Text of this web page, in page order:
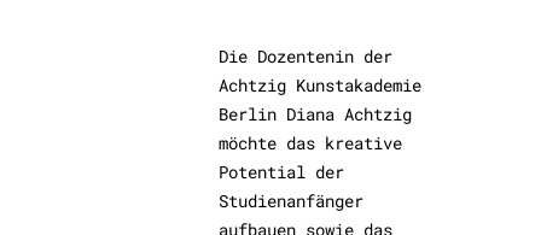
Die Dozentenin der
Achtzig Kunstakademie
Berlin Diana Achtzig
möchte das kreative
Potential der
Studienanfänger
aufbauen sowie das